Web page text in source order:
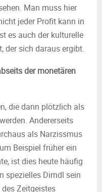
Man muss hier
jeder Profit kann in
es auch der kulturelle
der sich daraus ergibt.
der monetären
die dann plötzlich als
Andererseits
als Narzissmus
Beispiel früher ein
ist dies heute häufig
spezielles Dirndl sein
Zeitgeistes